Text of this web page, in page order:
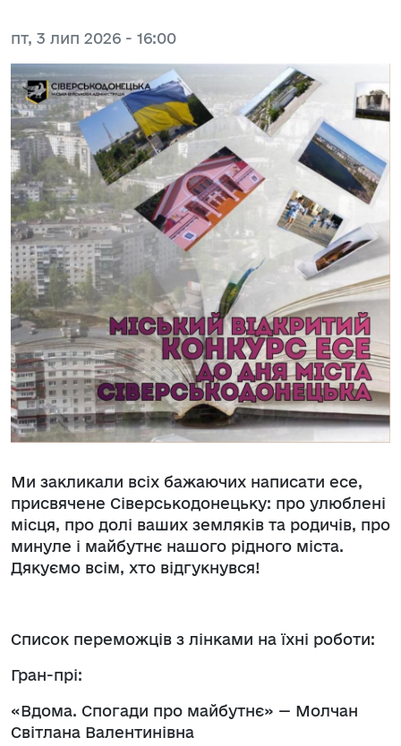
пт, 3 лип 2026 - 16:00
Ми закликали всіх бажаючих написати есе,
присвячене Сіверськодонецьку: про улюблені
місця, про долі ваших земляків та родичів, про
минуле і майбутнє нашого рідного міста.
Дякуємо всім, хто відгукнувся!
Список переможців з лінками на їхні роботи:
Гран-прі:
«Вдома. Спогади про майбутнє» — Молчан
Світлана Валентинівна